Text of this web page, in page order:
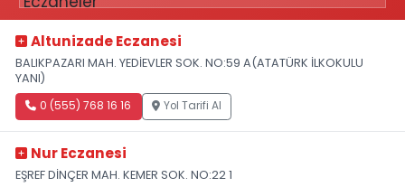
Altunizade Eczanesi
BALIKPAZARI MAH. YEDİEVLER SOK. NO:59 A(ATATÜRK İLKOKULU
YANI)
0 (555) 768 16 16 Yol Tarifi Al
Nur Eczanesi
EŞREF DİNÇER MAH. KEMER SOK. NO:22 1